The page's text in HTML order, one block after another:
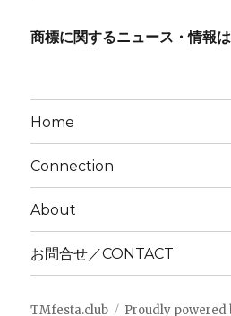
商標に関するニュース・情報
Home
Connection
About
お問合せ／CONTACT
TMfesta.club Proudly powered